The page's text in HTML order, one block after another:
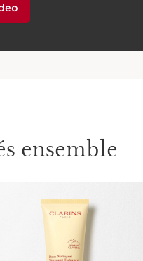
ensemble